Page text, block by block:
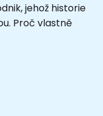
jehož historie
Proč vlastně